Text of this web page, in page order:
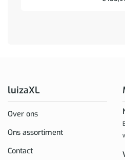
luizaXL
Over ons
Ons assortiment
Contact